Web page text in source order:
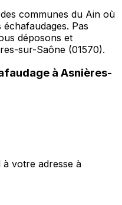
communes du Ain où
Pas
déposons et
sur-Saône (01570).
à Asnières-
votre adresse à